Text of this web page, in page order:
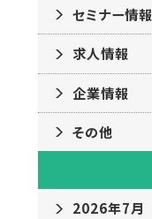
セミナー情報
求人情報
企業情報
その他
2026年7月